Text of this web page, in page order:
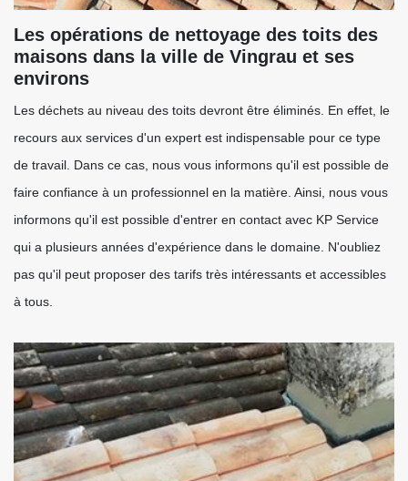
Les opérations de nettoyage des toits des
maisons dans la ville de Vingrau et ses
environs
Les déchets au niveau des toits devront être éliminés. En effet, le
recours aux services d'un expert est indispensable pour ce type
de travail. Dans ce cas, nous vous informons qu'il est possible de
faire confiance à un professionnel en la matière. Ainsi, nous vous
informons qu'il est possible d'entrer en contact avec KP Service
qui a plusieurs années d'expérience dans le domaine. N'oubliez
pas qu'il peut proposer des tarifs très intéressants et accessibles
à tous.